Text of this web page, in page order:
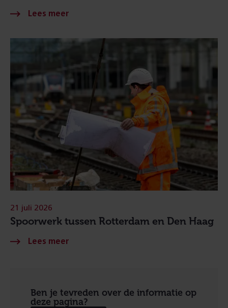
Spoorwerk tussen Rotterdam en Den Haag
21 juli 2026
Ben je tevreden over de informatie op
deze pagina?